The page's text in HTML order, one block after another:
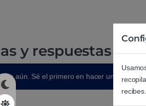
y respuestas de
aún. Sé el primero en hacer una